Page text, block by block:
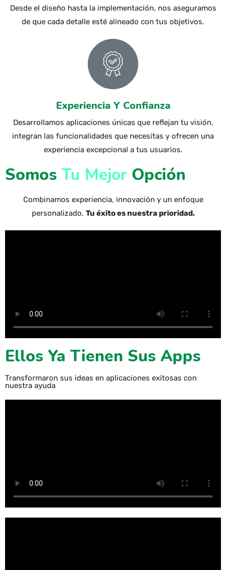
Desde el diseño hasta la implementación, nos aseguramos
de que cada detalle esté alineado con tus objetivos.
Experiencia Y Confianza
Desarrollamos aplicaciones únicas que reflejan tu visión,
integran las funcionalidades que necesitas y ofrecen una
experiencia excepcional a tus usuarios.
Somos Tu Mejor Opción
Combinamos experiencia, innovación y un enfoque
personalizado. Tu éxito es nuestra prioridad.
Ellos Ya Tienen Sus Apps
Transformaron sus ideas en aplicaciones exitosas con
nuestra ayuda